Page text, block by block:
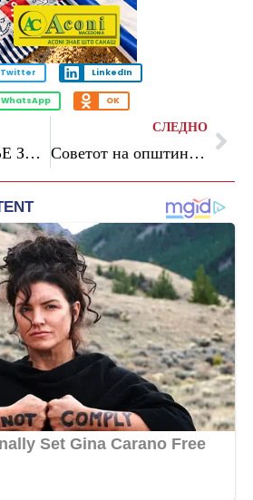
Twitter LinkedIn
WhatsApp OK
ИЗВЕСТУВАЊЕ ЗА КОРИСНИЦИТЕ НА СРЕДСТВА ОД ПРОГРАМАТА ЗА КУЛТУРА ЗА 2025
СЛЕДНО
Советот на општина Струмица ја одржа 47-та седница и усвои важни одлуки за развој, буџет и образование